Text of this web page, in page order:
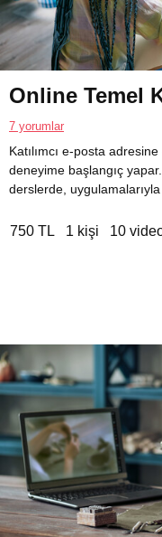
Online Temel
7 yorumlar
Katılımcı e-posta
deneyime başlangıç
derslerde,
750 TL 1 kişi 10